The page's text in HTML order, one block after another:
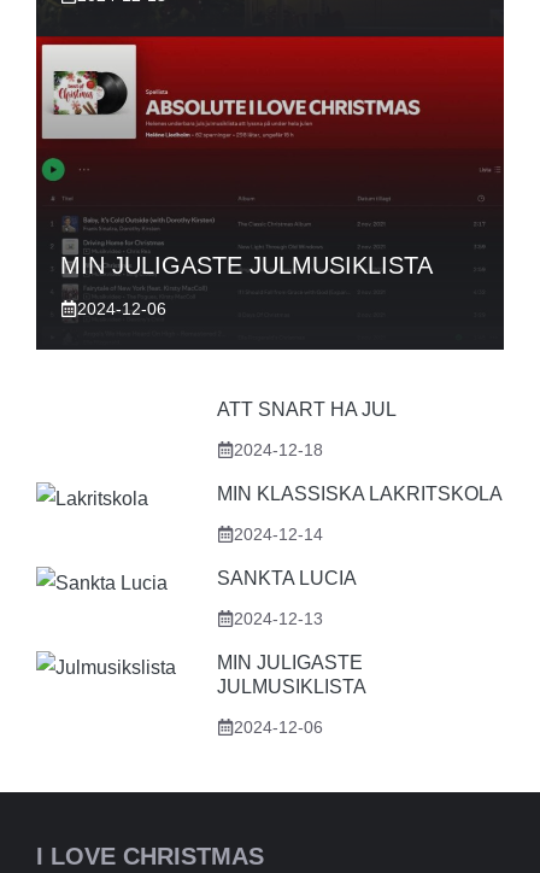
MIN JULIGASTE JULMUSIKLISTA
2024-12-06
ATT SNART HA JUL
2024-12-18
MIN KLASSISKA LAKRITSKOLA
2024-12-14
SANKTA LUCIA
2024-12-13
MIN JULIGASTE
JULMUSIKLISTA
2024-12-06
I LOVE CHRISTMAS